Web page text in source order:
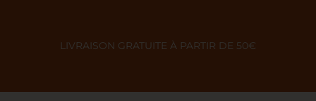
LIVRAISON GRATUITE À PARTIR DE 50€